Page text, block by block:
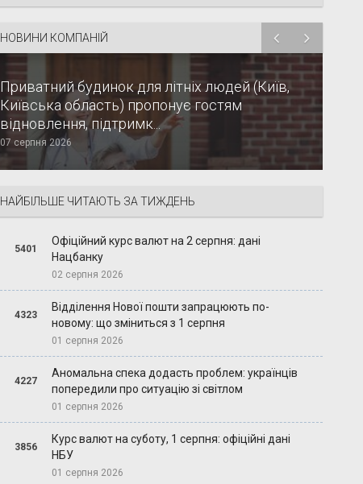
НОВИНИ КОМПАНІЙ
Приватний будинок для літніх людей (Київ,
Київська область) пропонує гостям
відновлення, підтримк...
07 серпня 2026
НАЙБІЛЬШЕ ЧИТАЮТЬ ЗА ТИЖДЕНЬ
5401
Офіційний курс валют на 2 серпня: дані
Нацбанку
02 серпня 2026
4323
Відділення Нової пошти запрацюють по-
новому: що зміниться з 1 серпня
01 серпня 2026
4227
Аномальна спека додасть проблем: українців
попередили про ситуацію зі світлом
01 серпня 2026
3856
Курс валют на суботу, 1 серпня: офіційні дані
НБУ
01 серпня 2026